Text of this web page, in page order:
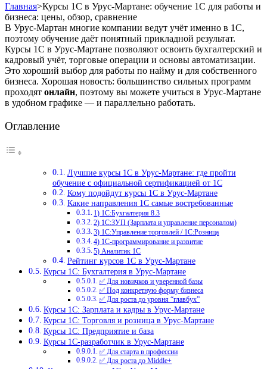
Главная>Курсы 1С в Урус-Мартане: обучение 1С для работы и
бизнеса: цены, обзор, сравнение
В Урус-Мартан многие компании ведут учёт именно в 1С,
поэтому обучение даёт понятный прикладной результат.
Курсы 1С в Урус-Мартане позволяют освоить бухгалтерский и
кадровый учёт, торговые операции и основы автоматизации.
Это хороший выбор для работы по найму и для собственного
бизнеса. Хорошая новость: большинство сильных программ
проходят онлайн, поэтому вы можете учиться в Урус-Мартане
в удобном графике — и параллельно работать.
Оглавление
Лучшие курсы 1С в Урус-Мартане: где пройти
обучение с официальной сертификацией от 1С
Кому подойдут курсы 1С в Урус-Мартане
Какие направления 1С самые востребованные
1) 1С:Бухгалтерия 8.3
2) 1С:ЗУП (Зарплата и управление персоналом)
3) 1С:Управление торговлей / 1С:Розница
4) 1С-программирование и развитие
5) Аналитик 1С
Рейтинг курсов 1С в Урус-Мартане
Курсы 1С: Бухгалтерия в Урус-Мартане
✅ Для новичков и уверенной базы
✅ Под конкретную форму бизнеса
✅ Для роста до уровня “главбух”
Курсы 1С: Зарплата и кадры в Урус-Мартане
Курсы 1С: Торговля и розница в Урус-Мартане
Курсы 1С: Предприятие и база
Курсы 1С-разработчик в Урус-Мартане
✅ Для старта в профессии
✅ Для роста до Middle+